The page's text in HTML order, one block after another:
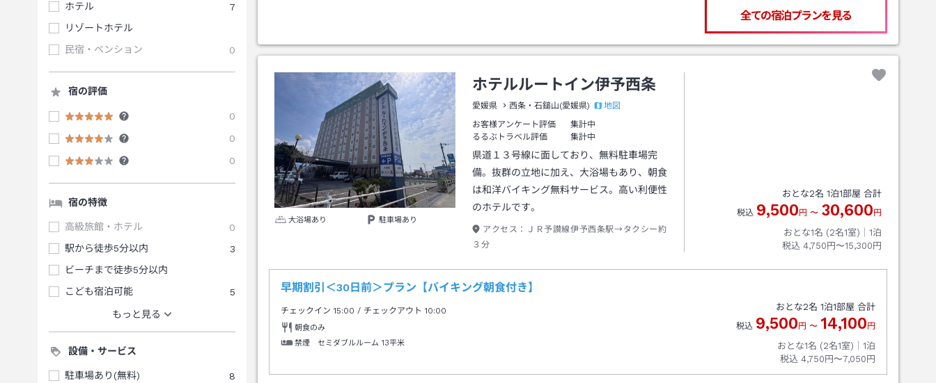
ホテル
7
リゾートホテル
民宿・ペンション
0
宿の評価
0
0
0
宿の特徴
高級旅館・ホテル
0
駅から徒歩5分以内
3
ビーチまで徒歩5分以内
こども宿泊可能
5
もっと見る
設備・サービス
駐車場あり(無料)
8
全ての宿泊プランを見る
大浴場あり 駐車場あり
ホテルルートイン伊予西条
愛媛県 西条・石鎚山(愛媛県)
地図
お客様アンケート評価
集計中
るるぶトラベル評価
集計中
県道１３号線に面しており、無料駐車場完
備。抜群の立地に加え、大浴場もあり、朝食
は和洋バイキング無料サービス。高い利便性
のホテルです。
アクセス：
ＪＲ予讃線伊予西条駅→タクシー約
３分
おとな2名 1泊1部屋 合計
税込 9,500 円 〜 30,600 円
おとな1名 (2名1室)｜ 1泊
税込 4,750円〜15,300円
早期割引＜30日前＞プラン【バイキング朝食付き】
チェックイン15:00 / チェックアウト 10:00
朝食のみ
禁煙 セミダブルルーム 13平米
おとな2名 1泊1部屋 合計
税込 9,500 円 〜 14,100 円
おとな1名 (2名1室)｜ 1泊
税込 4,750円〜7,050円